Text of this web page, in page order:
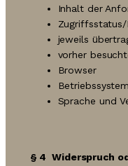
Inhalt der
jeweils
vorher
Browser
Betriebssystem
Sprache und
§ 4Widerspruch